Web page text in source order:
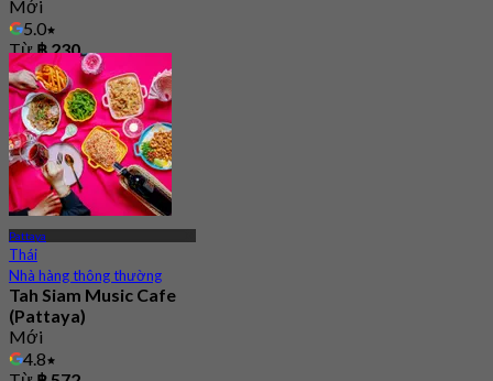
Mới
5.0
Từ฿ 230
Pattaya
Thái
Nhà hàng thông thường
Tah Siam Music Cafe
(Pattaya)
Mới
4.8